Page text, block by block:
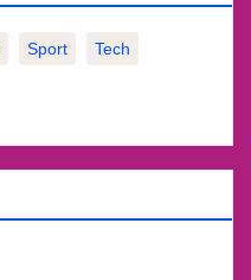
Sport Tech